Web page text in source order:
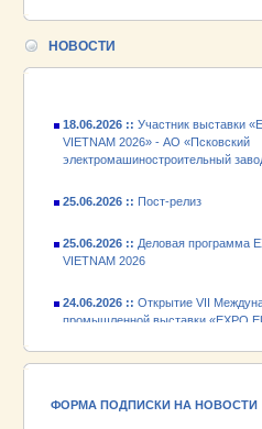
НОВОСТИ
24.06.2026 ::Открытие VII
промышленной выставки «EXPO
VIETNAM 2026» - АО «Псковский
электромашиностроительный
VIETNAM 2026
промышленной выставки «EXPO
VIETNAM 2026»
ФОРМА ПОДПИСКИ НА НОВОСТИ